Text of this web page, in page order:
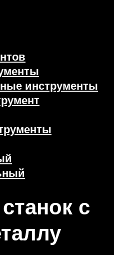
инструменты
с